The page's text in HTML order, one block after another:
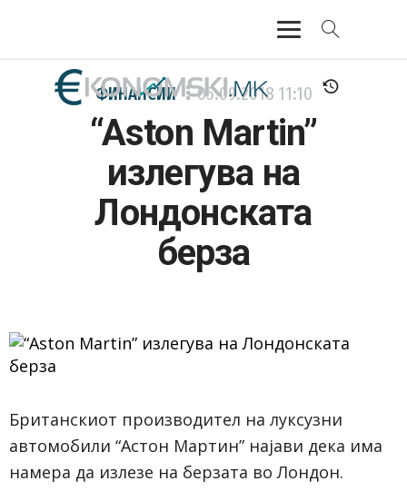
АКТУЕЛНО
ЕКОНОМИЈА
ФИНАНСИИ
БАНКАРСТВО
ФИНАНСИИ 05.09.2018 11:10
“Aston Martin”
излегува на
Лондонската
берза
Британскиот производител на луксузни
автомобили “Астон Мартин” најави дека има
намера да излезе на берзата во Лондон.